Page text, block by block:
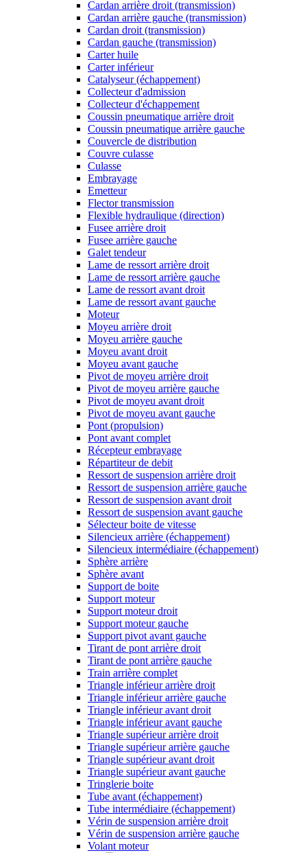
Cardan arrière droit (transmission)
Cardan arrière gauche (transmission)
Cardan droit (transmission)
Cardan gauche (transmission)
Carter huile
Carter inférieur
Catalyseur (échappement)
Collecteur d'admission
Collecteur d'échappement
Coussin pneumatique arrière droit
Coussin pneumatique arrière gauche
Couvercle de distribution
Couvre culasse
Culasse
Embrayage
Emetteur
Flector transmission
Flexible hydraulique (direction)
Fusee arrière droit
Fusee arrière gauche
Galet tendeur
Lame de ressort arrière droit
Lame de ressort arrière gauche
Lame de ressort avant droit
Lame de ressort avant gauche
Moteur
Moyeu arrière droit
Moyeu arrière gauche
Moyeu avant droit
Moyeu avant gauche
Pivot de moyeu arrière droit
Pivot de moyeu arrière gauche
Pivot de moyeu avant droit
Pivot de moyeu avant gauche
Pont (propulsion)
Pont avant complet
Récepteur embrayage
Répartiteur de debit
Ressort de suspension arrière droit
Ressort de suspension arrière gauche
Ressort de suspension avant droit
Ressort de suspension avant gauche
Sélecteur boite de vitesse
Silencieux arrière (échappement)
Silencieux intermédiaire (échappement)
Sphère arrière
Sphère avant
Support de boite
Support moteur
Support moteur droit
Support moteur gauche
Support pivot avant gauche
Tirant de pont arrière droit
Tirant de pont arrière gauche
Train arrière complet
Triangle inférieur arrière droit
Triangle inférieur arrière gauche
Triangle inférieur avant droit
Triangle inférieur avant gauche
Triangle supérieur arrière droit
Triangle supérieur arrière gauche
Triangle supérieur avant droit
Triangle supérieur avant gauche
Tringlerie boite
Tube avant (échappement)
Tube intermédiaire (échappement)
Vérin de suspension arrière droit
Vérin de suspension arrière gauche
Volant moteur